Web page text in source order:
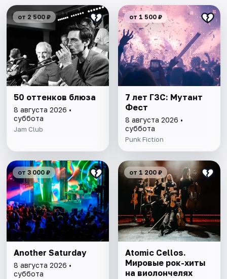
от 2 500 ₽
50 оттенков блюза
8 августа 2026 •
суббота
Jam Club
от 1 500 ₽
7 лет ГЗС: Мутант
Фест
8 августа 2026 •
суббота
Punk Fiction
от 3 000 ₽
Another Saturday
8 августа 2026 •
суббота
от 1 200 ₽
Atomic Cellos.
Мировые рок-хиты
на виолончелях